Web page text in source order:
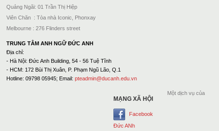
Quảng Ngãi: 01 Trần Thị Hiệp
Viên Chăn : Tòa nhà Iconic, Phonxay
Melbourne : 276 Flinders street
TRUNG TÂM ANH NGỮ ĐỨC ANH
Địa chỉ:
- Hà Nội: Đức Anh Building, 54 - 56 Tuệ Tĩnh
- HCM: 172 Bùi Thị Xuân, P. Phạm Ngũ Lão, Q.1
Hotline: 09798 05945; Email: pteadmin@ducanh.edu.vn
MẠNG XÃ HỘI
Facebook
Đức ANh
Một dịch vụ của